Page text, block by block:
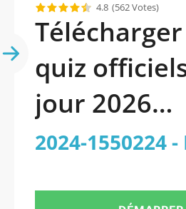
4.8 (562 Votes)
Télécharger
quiz
jour 2026
SECRETAIRE
2024-1550224 -